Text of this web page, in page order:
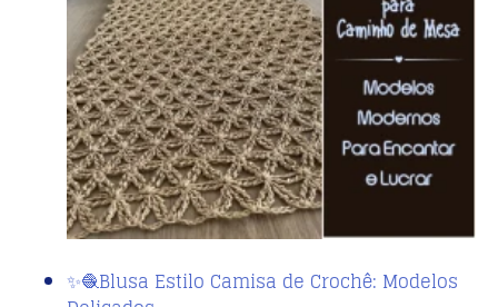
✨🧶Blusa Estilo Camisa de Crochê: Modelos